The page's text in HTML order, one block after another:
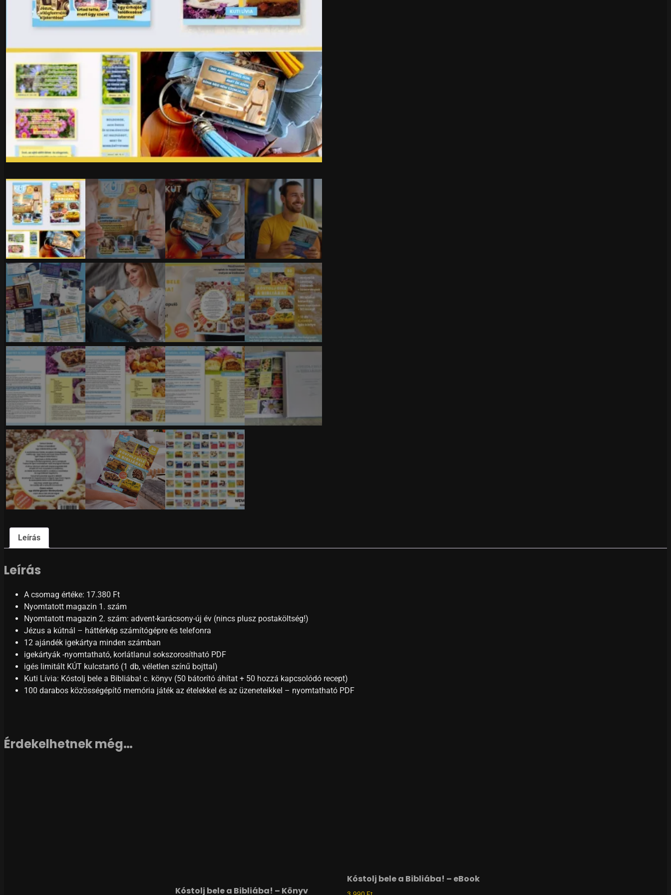
Leírás
Leírás
A csomag értéke: 17.380 Ft
Nyomtatott magazin 1. szám
Nyomtatott magazin 2. szám: advent-karácsony-új év (nincs plusz postaköltség!)
Jézus a kútnál – háttérkép számítógépre és telefonra
12 ajándék igekártya minden számban
igekártyák -nyomtatható, korlátlanul sokszorosítható PDF
igés limitált KÚT kulcstartó (1 db, véletlen színű bojttal)
Kuti Lívia: Kóstolj bele a Bibliába! c. könyv (50 bátorító áhítat + 50 hozzá kapcsolódó recept)
100 darabos közösségépítő memória játék az ételekkel és az üzeneteikkel – nyomtatható PDF
Érdekelhetnek még…
Kóstolj bele a Bibliába! – Könyv
Kóstolj bele a Bibliába! – eBook